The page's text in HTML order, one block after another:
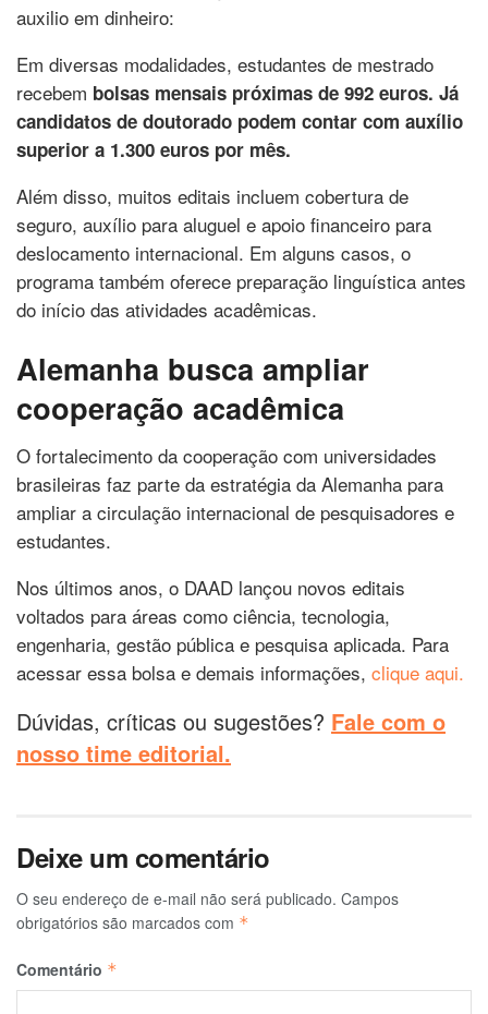
auxilio em dinheiro:
Em diversas modalidades, estudantes de mestrado
recebem bolsas mensais próximas de 992 euros. Já
candidatos de doutorado podem contar com auxílio
superior a 1.300 euros por mês.
Além disso, muitos editais incluem cobertura de
seguro, auxílio para aluguel e apoio financeiro para
deslocamento internacional. Em alguns casos, o
programa também oferece preparação linguística antes
do início das atividades acadêmicas.
Alemanha busca ampliar
cooperação acadêmica
O fortalecimento da cooperação com universidades
brasileiras faz parte da estratégia da Alemanha para
ampliar a circulação internacional de pesquisadores e
estudantes.
Nos últimos anos, o DAAD lançou novos editais
voltados para áreas como ciência, tecnologia,
engenharia, gestão pública e pesquisa aplicada. Para
acessar essa bolsa e demais informações, clique aqui.
Dúvidas, críticas ou sugestões? Fale com o
nosso time editorial.
Deixe um comentário
O seu endereço de e-mail não será publicado. Campos
obrigatórios são marcados com *
Comentário *